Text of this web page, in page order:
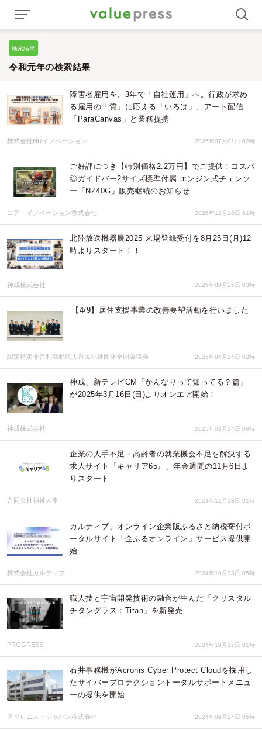
検索結果
令和元年の検索結果
障害者雇用を、3年で「自社運用」へ。行政が求め
る雇用の「質」に応える「いろは」、アート配信
「ParaCanvas」と業務提携
株式会社HRイノベーション 2026年07月01日 02時
ご好評につき【特別価格2.2万円】でご提供！コスパ
◎ガイドバー2サイズ標準付属 エンジン式チェンソ
ー「NZ40G」販売継続のお知らせ
コア・イノベーション株式会社 2025年12月18日 01時
北陸放送機器展2025 来場登録受付を8月25日(月)12
時よりスタート！！
神成株式会社 2025年08月25日 03時
【4/9】居住支援事業の改善要望活動を行いました
認定特定非営利活動法人市民福祉団体全国協議会 2025年04月14日 02時
神成、新テレビCM「かんなりって知ってる？篇」
が2025年3月16日(日)よりオンエア開始！
神成株式会社 2025年03月14日 08時
企業の人手不足・高齢者の就業機会不足を解決する
求人サイト『キャリア65』、年金週間の11月6日よ
りスタート
合同会社福祉人事 2024年11月18日 01時
カルティブ、オンライン企業版ふるさと納税寄付ポ
ータルサイト「企ふるオンライン」サービス提供開
始
株式会社カルティブ 2024年10月23日 05時
職人技と宇宙開発技術の融合が生んだ「クリスタル
チタングラス：Titan」を新発売
PROGRESS 2024年10月17日 01時
石井事務機がAcronis Cyber Protect Cloudを採用し
たサイバープロテクショントータルサポートメニュ
ーの提供を開始
アクロニス・ジャパン株式会社 2024年09月24日 05時